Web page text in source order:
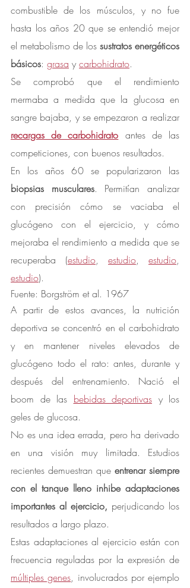
combustible de los músculos, y no fue
hasta los años 20 que se entendió mejor
el metabolismo de los sustratos energéticos
básicos: grasa y carbohidrato.
Se comprobó que el rendimiento
mermaba a medida que la glucosa en
sangre bajaba, y se empezaron a realizar
recargas de carbohidrato antes de las
competiciones, con buenos resultados.
biopsias musculares. Permitían analizar
con precisión cómo se vaciaba el
glucógeno con el ejercicio, y cómo
mejoraba el rendimiento a medida que se
recuperaba (estudio, estudio, estudio
estudio).
Fuente: Borgström et al. 1967
A partir de estos avances, la nutrición
deportiva se concentró en el carbohidrato
y en mantener niveles elevados de
glucógeno todo el rato: antes, durante y
después del entrenamiento. Nació el
boom de las bebidas deportivas y los
geles de glucosa.
No es una idea errada, pero ha derivado
en una visión muy limitada. Estudios
recientes demuestran que entrenar siempre
con el tanque lleno inhibe adaptaciones
importantes al ejercicio, perjudicando los
resultados a largo plazo.
Estas adaptaciones al ejercicio están con
múltiples genes, involucrados por ejemplo